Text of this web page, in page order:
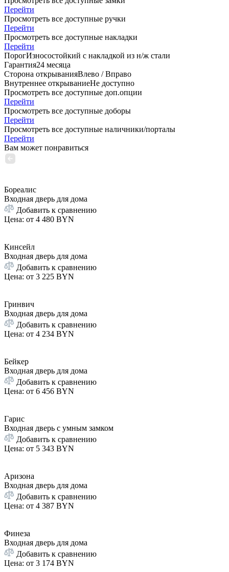
Перейти
Просмотреть все доступные ручки
Перейти
Просмотреть все доступные накладки
Перейти
ПорогИзносостойкий с накладкой из н/ж стали
Гарантия24 месяца
Сторона открыванияВлево / Вправо
Внутреннее открываниеНе доступно
Просмотреть все доступные доп.опции
Перейти
Просмотреть все доступные доборы
Перейти
Просмотреть все доступные наличники/порталы
Перейти
Вам может понравиться
Бореалис
Входная дверь для дома
Добавить к сравнению
Цена: от 4 480 BYN
Кинсейл
Входная дверь для дома
Добавить к сравнению
Цена: от 3 225 BYN
Гринвич
Входная дверь для дома
Добавить к сравнению
Цена: от 4 234 BYN
Бейкер
Входная дверь для дома
Добавить к сравнению
Цена: от 6 456 BYN
Гарис
Входная дверь с умным замком
Добавить к сравнению
Цена: от 5 343 BYN
Аризона
Входная дверь для дома
Добавить к сравнению
Цена: от 4 387 BYN
Финеза
Входная дверь для дома
Добавить к сравнению
Цена: от 3 174 BYN